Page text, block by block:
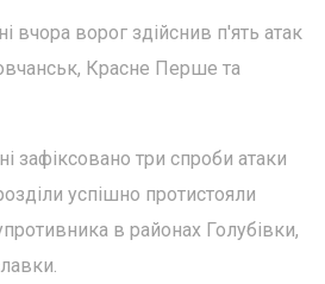
вчора ворог здійснив п'ять атак
Красне Перше та
зафіксовано три спроби атаки
успішно протистояли
в районах Голубівки,